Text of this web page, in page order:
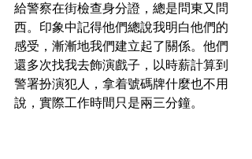
給警察在街檢查身分證，總是問東又問
西。印象中記得他們總說我明白他們的
感受，漸漸地我們建立起了關係。他們
還多次找我去飾演戲子，以時薪計算到
警署扮演犯人，拿着號碼牌什麼也不用
說，實際工作時間只是兩三分鐘。